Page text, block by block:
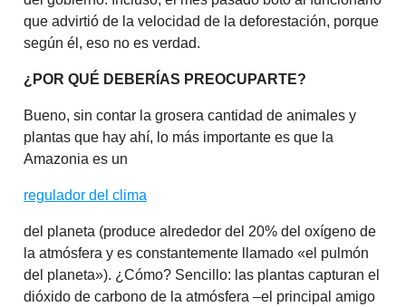
que advirtió de la velocidad de la deforestación, porque
según él, eso no es verdad.
¿POR QUÉ DEBERÍAS PREOCUPARTE?
Bueno, sin contar la grosera cantidad de animales y
plantas que hay ahí, lo más importante es que la
Amazonia es un
regulador del clima
del planeta (produce alrededor del 20% del oxígeno de
la atmósfera y es constantemente llamado «el pulmón
del planeta»). ¿Cómo? Sencillo: las plantas capturan el
dióxido de carbono de la atmósfera –el principal amigo